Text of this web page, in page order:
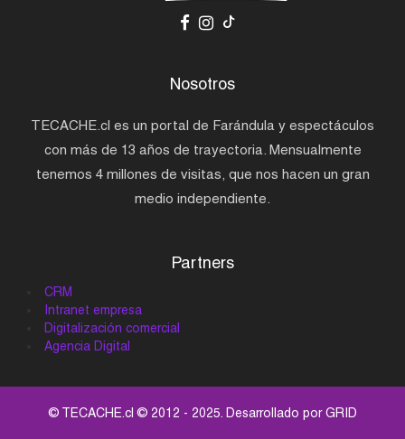
Nosotros
TECACHE.cl es un portal de Farándula y espectáculos
con más de 13 años de trayectoria. Mensualmente
tenemos 4 millones de visitas, que nos hacen un gran
medio independiente.
Partners
CRM
Intranet empresa
Digitalización comercial
Agencia Digital
© TECACHE.cl © 2012 - 2025. Desarrollado porGRID